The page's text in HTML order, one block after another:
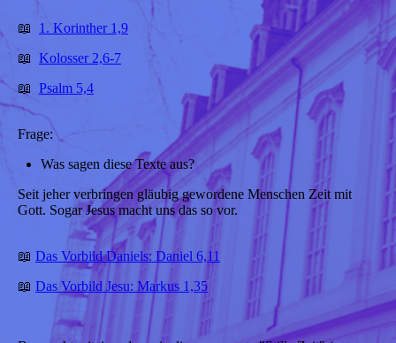
📖 1. Korinther 1,9
📖 Kolosser 2,6-7
📖 Psalm 5,4
Frage:
Was sagen diese Texte aus?
Seit jeher verbringen gläubig gewordene Menschen Zeit mit
Gott. Sogar Jesus macht uns das so vor.
📖 Das Vorbild Daniels: Daniel 6,11
📖 Das Vorbild Jesu: Markus 1,35